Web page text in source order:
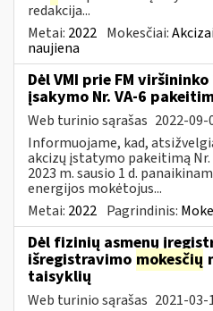
redakcija...
Metai: 2022 Mokesčiai:
naujiena
Dėl VMI prie FM
įsakymo Nr. VA-6
Web turinio sąrašas 2022-09-
Informuojame, kad,
akcizų įstatymo pakeitimą Nr.
2023 m. sausio 1 d.
energijos mokėtojus...
Metai: 2022 Pagrindinis:
Dėl fizinių asmenų
išregistravimo mokesčių
taisyklių
Web turinio sąrašas 2021-03-